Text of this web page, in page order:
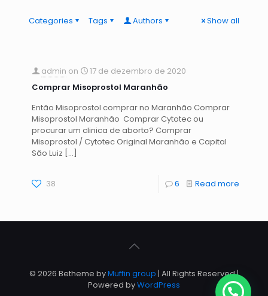
Categories Tags Authors Show all
admin on
17 de dezembro de 2020
Comprar Misoprostol Maranhão
Então Misoprostol comprar no Maranhão Comprar
Misoprostol Maranhão Comprar Cytotec ou
procurar um clinica de aborto? Comprar
Misoprostol / Cytotec Original Maranhão e Capital
São Luiz […]
38 6 Read more
© 2026 Betheme byMuffin group | All Rights Reserved |
Powered byWordPress